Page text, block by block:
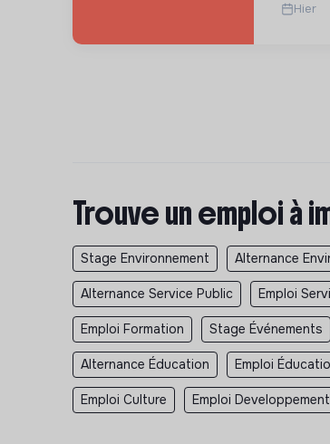
Hier
Trouve un emploi à
Stage Environnement Alternance
Alternance Service Public Emploi
Emploi Formation Stage Événements
Alternance Éducation Emploi
Emploi Culture Emploi